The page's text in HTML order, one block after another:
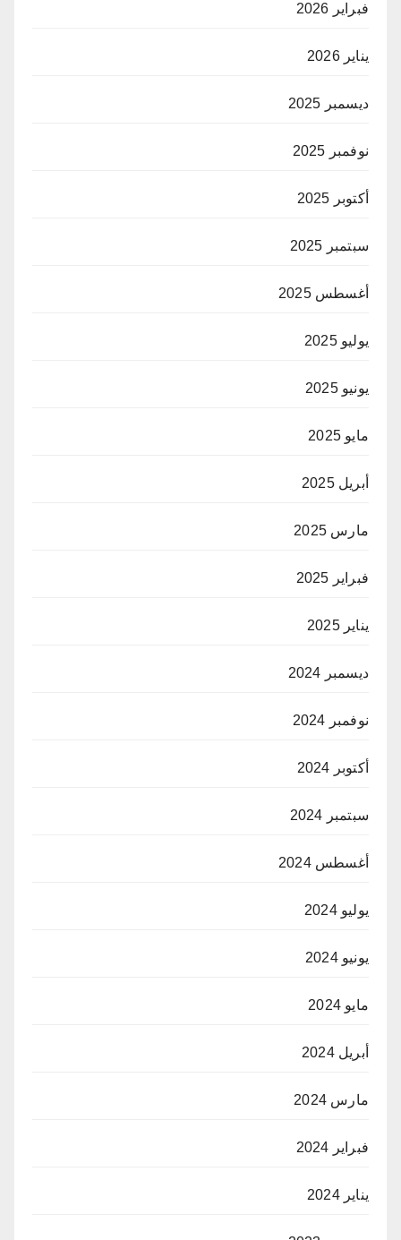
فبراير 2026
يناير 2026
ديسمبر 2025
نوفمبر 2025
أكتوبر 2025
سبتمبر 2025
أغسطس 2025
يوليو 2025
يونيو 2025
مايو 2025
أبريل 2025
مارس 2025
فبراير 2025
يناير 2025
ديسمبر 2024
نوفمبر 2024
أكتوبر 2024
سبتمبر 2024
أغسطس 2024
يوليو 2024
يونيو 2024
مايو 2024
أبريل 2024
مارس 2024
فبراير 2024
يناير 2024